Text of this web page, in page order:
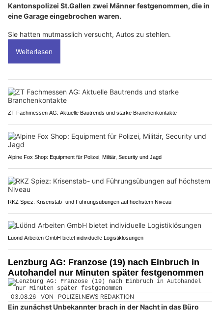
Kantonspolizei St.Gallen zwei Männer festgenommen, die in
eine Garage eingebrochen waren.
Sie hatten mutmasslich versucht, Autos zu stehlen.
Weiterlesen
ZT Fachmessen AG: Aktuelle Bautrends und starke Branchenkontakte
Alpine Fox Shop: Equipment für Polizei, Militär, Security und Jagd
RKZ Spiez: Krisenstab- und Führungsübungen auf höchstem Niveau
Lüönd Arbeiten GmbH bietet individuelle Logistiklösungen
Lenzburg AG: Franzose (19) nach Einbruch in
Autohandel nur Minuten später festgenommen
03.08.26 VON POLIZEI.NEWS REDAKTION
Ein zunächst Unbekannter brach in der Nacht in das Büro